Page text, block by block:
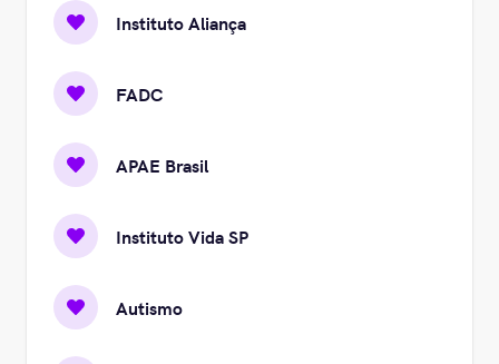
Instituto Aliança
FADC
APAE Brasil
Instituto Vida SP
Autismo